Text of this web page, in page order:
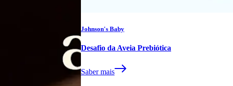
Johnson's Baby
Desafio da Aveia Prebiótica
Saber mais